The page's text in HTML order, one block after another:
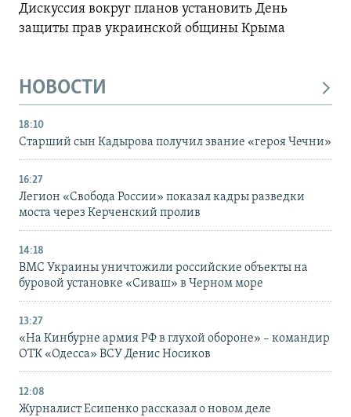
Дискуссия вокруг планов установить День
защиты прав украинской общины Крыма
НОВОСТИ
18:10
Старший сын Кадырова получил звание «героя Чечни»
16:27
Легион «Свобода России» показал кадры разведки
моста через Керченский пролив
14:18
ВМС Украины уничтожили российские объекты на
буровой установке «Сиваш» в Черном море
13:27
«На Кинбурне армия РФ в глухой обороне» – командир
ОТК «Одесса» ВСУ Денис Носиков
12:08
Журналист Есипенко рассказал о новом деле